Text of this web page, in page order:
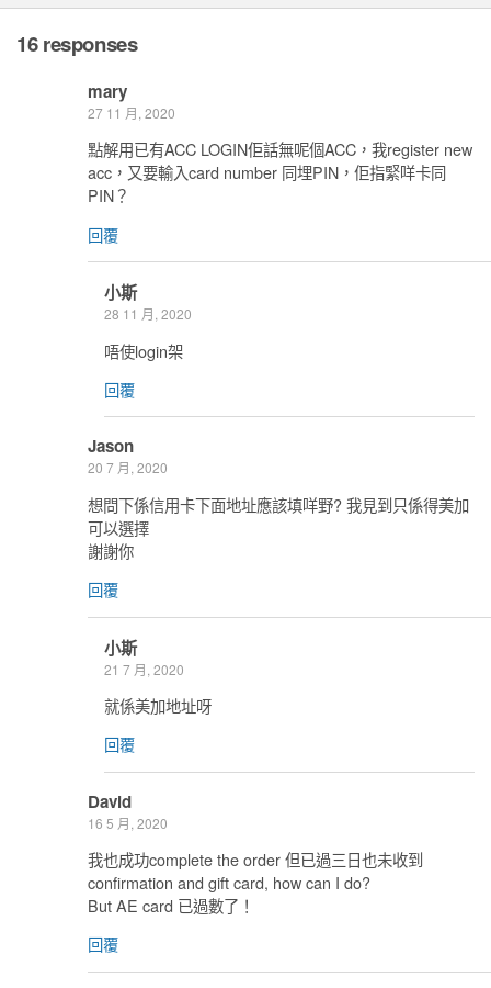
16 responses
mary
27 11 月, 2020
點解用已有ACC LOGIN佢話無呢個ACC，我register new
acc，又要輸入card number 同埋PIN，佢指緊咩卡同
PIN？
回覆
小斯
28 11 月, 2020
唔使login架
回覆
Jason
20 7 月, 2020
想問下係信用卡下面地址應該填咩野? 我見到只係得美加
可以選擇
謝謝你
回覆
小斯
21 7 月, 2020
就係美加地址呀
回覆
David
16 5 月, 2020
我也成功complete the order 但已過三日也未收到
confirmation and gift card, how can I do?
But AE card 已過數了！
回覆